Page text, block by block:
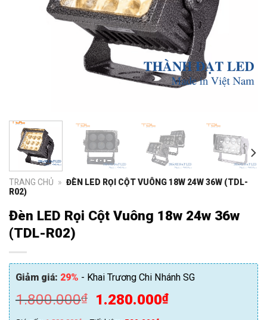
TRANG CHỦ » ĐÈN LED RỌI CỘT VUÔNG 18W 24W 36W (TDL-
R02)
Đèn LED Rọi Cột Vuông 18w 24w 36w
(TDL-R02)
Giảm giá: 29% - Khai Trương Chi Nhánh SG
1.800.000₫
Giá
1.280.000₫Giá